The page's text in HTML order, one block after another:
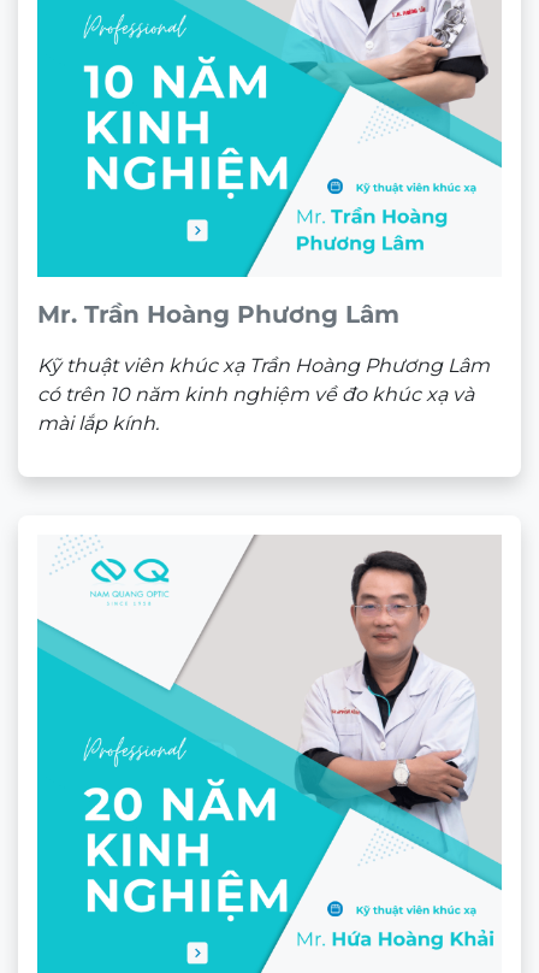
Mr. Trần Hoàng Phương Lâm
Kỹ thuật viên khúc xạ Trần Hoàng Phương Lâm
có trên 10 năm kinh nghiệm về đo khúc xạ và
mài lắp kính.